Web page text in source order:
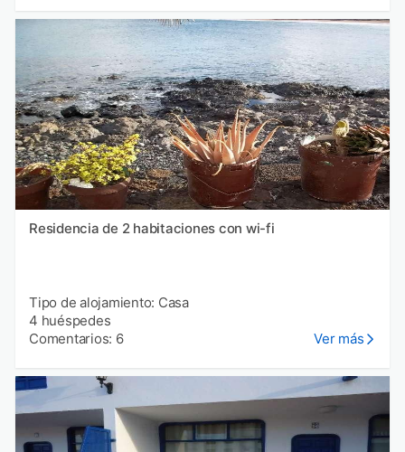
Residencia de 2 habitaciones con wi-fi
Tipo de alojamiento: Casa
4 huéspedes
Comentarios: 6
Ver más